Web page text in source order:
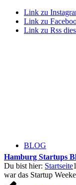
Link zu
Link zu
Link zu Rss
BLOG
Hamburg Startups
Du bist hier: Startseite1
war das Startup